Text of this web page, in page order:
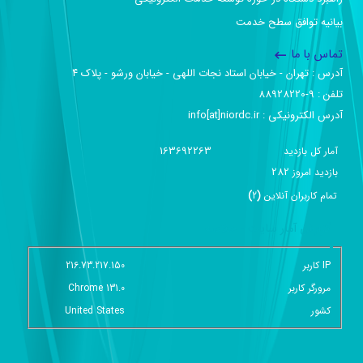
بیانیه توافق سطح خدمت
تماس با ما
آدرس :‌ تهران - خیابان استاد نجات اللهی - خیابان ورشو - پلاک ۴
تلفن :‌ 9-88928220
آدرس الکترونیکی :‌ info[at]niordc.ir
آمار کل بازدید 163692263
بازديد امروز 282
تمام کاربران آنلاين (
2
)
IP کاربر
216.73.217.150
مرورگر کاربر
Chrome 131.0
کشور
United States